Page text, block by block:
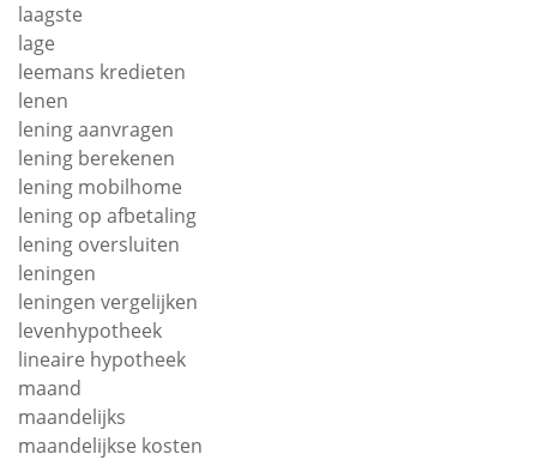
laagste
lage
leemans kredieten
lenen
lening aanvragen
lening berekenen
lening mobilhome
lening op afbetaling
lening oversluiten
leningen
leningen vergelijken
levenhypotheek
lineaire hypotheek
maand
maandelijks
maandelijkse kosten